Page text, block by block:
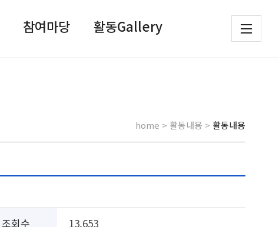
참여마당 활동Gallery
home > 활동내용 > 활동내용
조회수 13,653